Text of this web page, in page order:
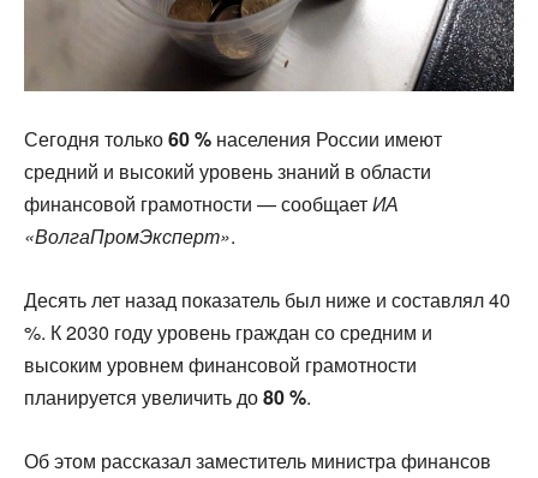
Сегодня только60 % населения России имеют
средний и высокий уровень знаний в области
финансовой грамотности — сообщаетИА
«ВолгаПромЭксперт».
Десять лет назад показатель был ниже и составлял 40
%. К 2030 году уровень граждан со средним и
высоким уровнем финансовой грамотности
планируется увеличить до80 %.
Об этом рассказал заместитель министра финансов